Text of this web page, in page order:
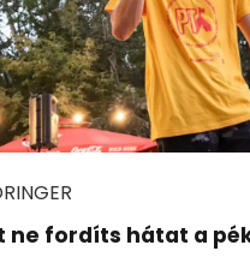
ne fordíts hátat a